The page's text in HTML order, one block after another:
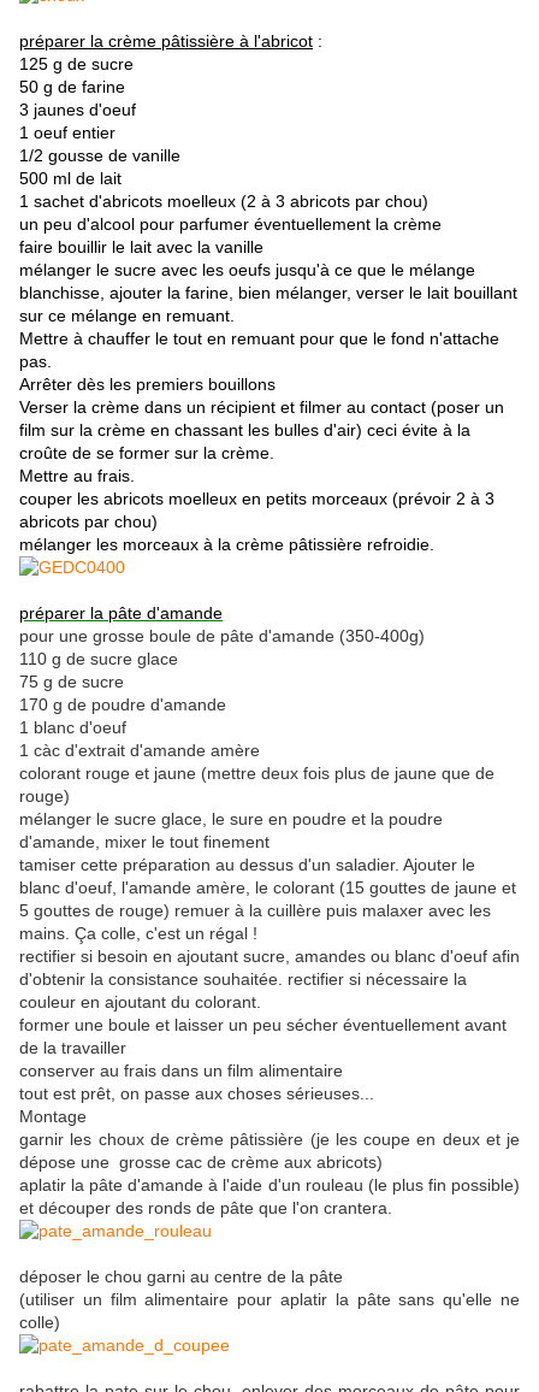
préparer la crème pâtissière à l'abricot :
125 g de sucre
50 g de farine
3 jaunes d'oeuf
1 oeuf entier
1/2 gousse de vanille
500 ml de lait
1 sachet d'abricots moelleux (2 à 3 abricots par chou)
un peu d'alcool pour parfumer éventuellement la crème
faire bouillir le lait avec la vanille
mélanger le sucre avec les oeufs jusqu'à ce que le mélange
blanchisse, ajouter la farine, bien mélanger, verser le lait bouillant
sur ce mélange en remuant.
Mettre à chauffer le tout en remuant pour que le fond n'attache
pas.
Arrêter dès les premiers bouillons
Verser la crème dans un récipient et filmer au contact (poser un
film sur la crème en chassant les bulles d'air) ceci évite à la
croûte de se former sur la crème.
Mettre au frais.
couper les abricots moelleux en petits morceaux (prévoir 2 à 3
abricots par chou)
mélanger les morceaux à la crème pâtissière refroidie.
préparer la pâte d'amande
pour une grosse boule de pâte d'amande (350-400g)
110 g de sucre glace
75 g de sucre
170 g de poudre d'amande
1 blanc d'oeuf
1 càc d'extrait d'amande amère
colorant rouge et jaune (mettre deux fois plus de jaune que de
rouge)
mélanger le sucre glace, le sure en poudre et la poudre
d'amande, mixer le tout finement
tamiser cette préparation au dessus d'un saladier. Ajouter le
blanc d'oeuf, l'amande amère, le colorant (15 gouttes de jaune et
5 gouttes de rouge) remuer à la cuillère puis malaxer avec les
mains. Ça colle, c'est un régal !
rectifier si besoin en ajoutant sucre, amandes ou blanc d'oeuf afin
d'obtenir la consistance souhaitée. rectifier si nécessaire la
couleur en ajoutant du colorant.
former une boule et laisser un peu sécher éventuellement avant
de la travailler
conserver au frais dans un film alimentaire
tout est prêt, on passe aux choses sérieuses...
Montage
garnir les choux de crème pâtissière (je les coupe en deux et je
dépose une grosse cac de crème aux abricots)
aplatir la pâte d'amande à l'aide d'un rouleau (le plus fin possible)
et découper des ronds de pâte que l'on crantera.
déposer le chou garni au centre de la pâte
(utiliser un film alimentaire pour aplatir la pâte sans qu'elle ne
colle)